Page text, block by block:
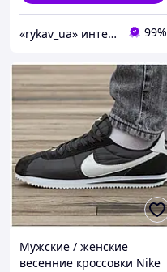
«rykav_ua» интернет магазин одежды и обуви 99%
Мужские / женские
весенние кроссовки Nike